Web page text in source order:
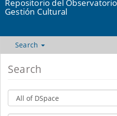
Repositorio del
Gestión Cultural
Search
Search